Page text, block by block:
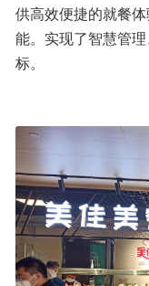
供高效便捷的就餐
能。实现了智慧管
标。